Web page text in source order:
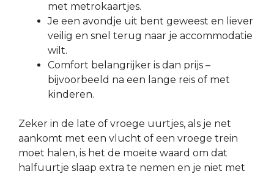
met metrokaartjes.
Je een avondje uit bent geweest en liever
veilig en snel terug naar je accommodatie
wilt.
Comfort belangrijker is dan prijs –
bijvoorbeeld na een lange reis of met
kinderen.
Zeker in de late of vroege uurtjes, als je net
aankomt met een vlucht of een vroege trein
moet halen, is het de moeite waard om dat
halfuurtje slaap extra te nemen en je niet met